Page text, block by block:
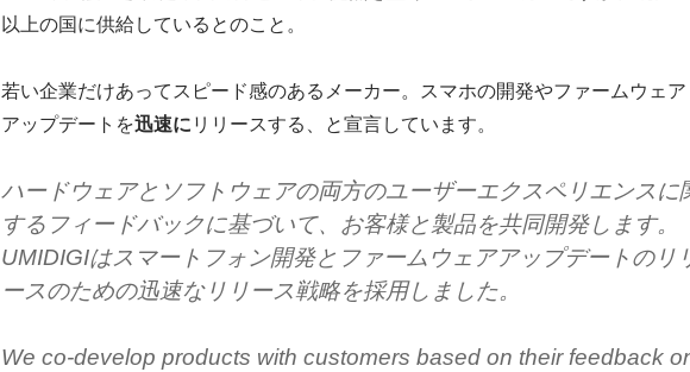
以上の国に供給しているとのこと。
若い企業だけあってスピード感のあるメーカー。スマホの開発やファームウェア
アップデートを迅速に リリースする、と宣言しています。
ハードウェアとソフトウェアの両方のユーザーエクスペリエンスに
するフィードバックに基づいて、お客様と製品を共同開発します。
UMIDIGIはスマートフォン開発とファームウェアアップデートのリ
ースのための迅速なリリース戦略を採用しました。
We co-develop products with customers based on their feedback